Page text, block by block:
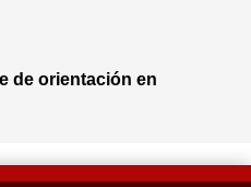
de orientación en